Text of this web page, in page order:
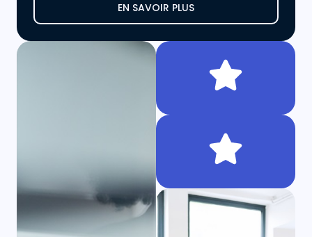
EN SAVOIR PLUS